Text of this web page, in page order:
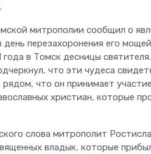
митрополии сообщил о
перезахоронения его
года в Томск десницы
что эти чудеса
что он принимает
христиан, которые
слова митрополит
владык, которые